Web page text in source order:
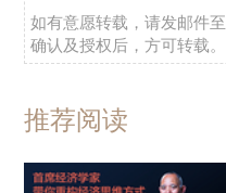
如有意愿转载，请发邮件至
确认及授权后，方可转载。
推荐阅读